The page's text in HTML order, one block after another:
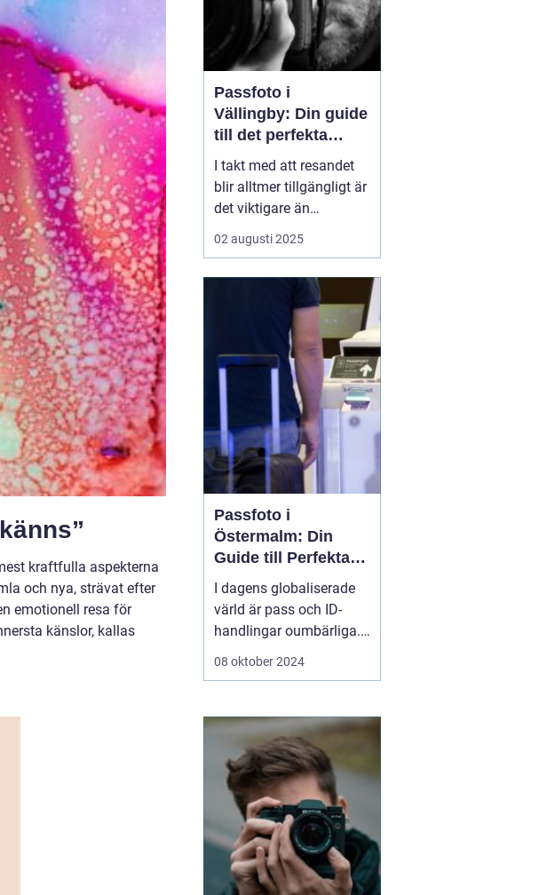
kraftfulla aspekterna
och nya, strävat efter
emotionell resa för
känslor, kallas
Passfoto i
Vällingby: Din guide
till det perfekta
passfotot
I takt med att resandet
blir alltmer tillgängligt är
det viktigare än
någonsin att ha ett
uppdaterat pass redo. En
passansökningsprocess
en är att ha ett korrekt
passfoto. Om du
befinner dig i V&aum...
02 augusti 2025
Passfoto i
Östermalm: Din
Guide till Perfekta
ID-bilder
I dagens globaliserade
värld är pass och ID-
handlingar oumbärliga.
Oavsett om det är för
ändamål, är ett korrekt
passfoto en
nödvändighet. För ...
08 oktober 2024